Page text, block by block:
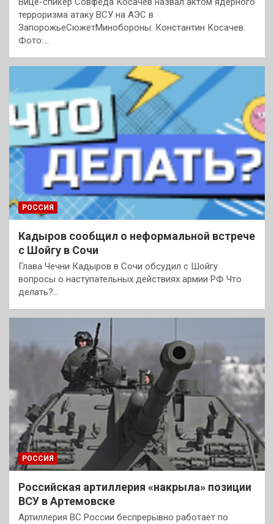
терроризма атаку ВСУ на АЭС в
ЗапорожьеСюжетМинобороны: Константин Косачев.
Фото:…
РОССИЯ
Кадыров сообщил о неформальной встрече
с Шойгу в Сочи
Глава Чечни Кадыров в Сочи обсудил с Шойгу
вопросы о наступательных действиях армии РФ Что
делать?…
РОССИЯ
Российская артиллерия «накрыла» позиции
ВСУ в Артемовске
Артиллерия ВС России беспрерывно работает по